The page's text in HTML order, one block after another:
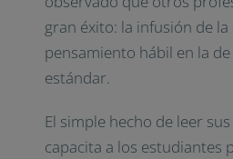
gran éxito: la infusión de la
pensamiento hábil en la
estándar.
El simple hecho de leer
capacita a los estudiantes